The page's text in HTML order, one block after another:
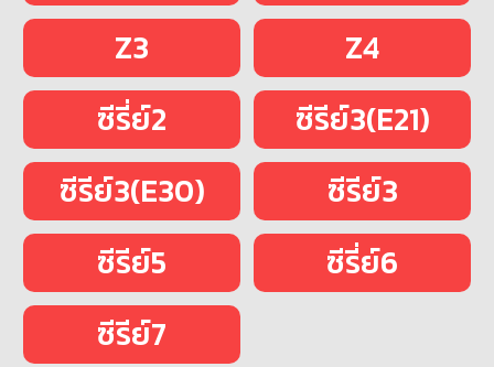
Z3
Z4
ซีรี่ย์2
ซีรีย์3(E21)
ซีรีย์3(E30)
ซีรีย์3
ซีรีย์5
ซีรี่ย์6
ซีรีย์7